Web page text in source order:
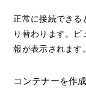
正常に接続でき
り替わります。
報が表示されます。
コンテナーを作